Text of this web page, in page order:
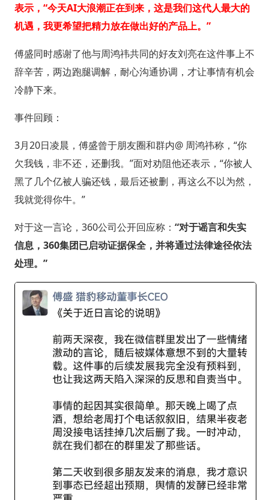
表示，“今天AI大浪潮正在到来，这是我们这代人最大的
机遇，我更希望把精力放在做出好的产品上。”
傅盛同时感谢了他与周鸿祎共同的好友刘亮在这件事上不
辞辛苦，两边跑腿调解，耐心沟通协调，才让事情有机会
冷静下来。
事件回顾：
3月20日凌晨，傅盛曾于朋友圈和群内@ 周鸿祎称，“你
欠我钱，非不还，还删我。”面对劝阻他还表示，“你被人
黑了几个亿被人骗还钱，最后还被删，再这么不以为然，
我就觉得你牛。”
对于这一言论，360公司公开回应称： “对于谣言和失实
信息，360集团已启动证据保全，并将通过法律途径依法
处理。”